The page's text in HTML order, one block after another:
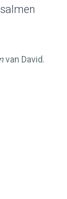
van David.